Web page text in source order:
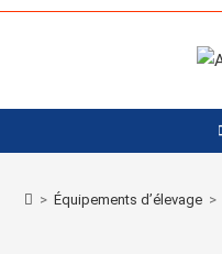
Skip
> Équipements d’élevage >